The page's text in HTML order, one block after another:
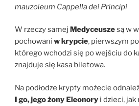
mauzoleum Cappella dei Principi
W rzeczy samej Medyceuszesą w
pochowani w krypcie, pierwszym
którego wchodzi się po wejściu do
znajduje się kasa biletowa.
Na podłodze krypty możecie
I go, jego żony Eleonory i dzieci,